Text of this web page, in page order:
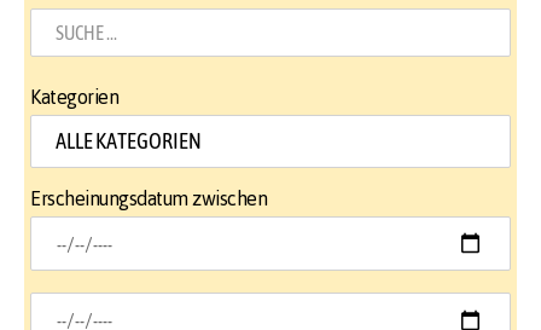
Kategorien
Erscheinungsdatum zwischen